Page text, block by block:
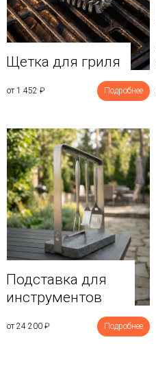
Щетка для гриля
от 1 452 ₽ Подробнее
Подставка для
инструментов
от 24 200 ₽ Подробнее